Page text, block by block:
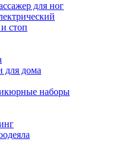
для ног
стоп
для дома
наборы